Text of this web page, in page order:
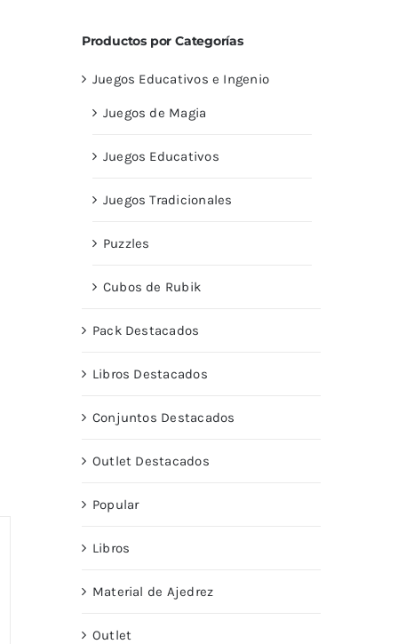
Productos por Categorías
Juegos Educativos e Ingenio
Juegos de Magia
Juegos Educativos
Juegos Tradicionales
Puzzles
Cubos de Rubik
Pack Destacados
Libros Destacados
Conjuntos Destacados
Outlet Destacados
Popular
Libros
Material de Ajedrez
Outlet